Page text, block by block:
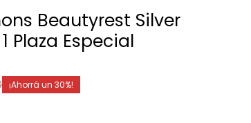
Beautyrest Silver
Plaza Especial
30